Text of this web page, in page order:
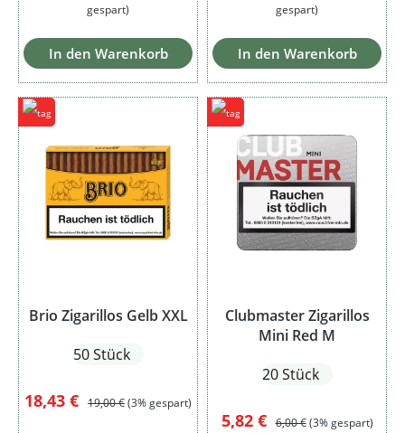
gespart)
In den Warenkorb
gespart)
In den Warenkorb
Brio Zigarillos Gelb XXL
50 Stück
Verkaufspreis:
18,43 € Regulärer Preis:
19,00 €(3% gespart)
Clubmaster Zigarillos
Mini Red M
20 Stück
Verkaufspreis:
5,82 € Regulärer Preis:
6,00 € (3% gespart)